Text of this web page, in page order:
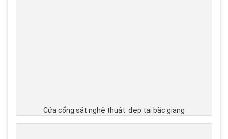
Cửa cổng sắt nghệ thuật đẹp tại bắc giang